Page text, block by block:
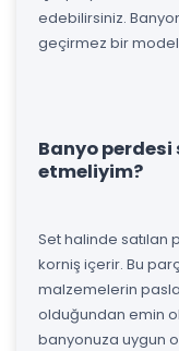
edebilirsiniz.
geçirmez bir
Banyo perdesi
etmeliyim?
Set halinde
korniş içerir. Bu
malzemelerin
olduğundan emin
banyonuza uygun